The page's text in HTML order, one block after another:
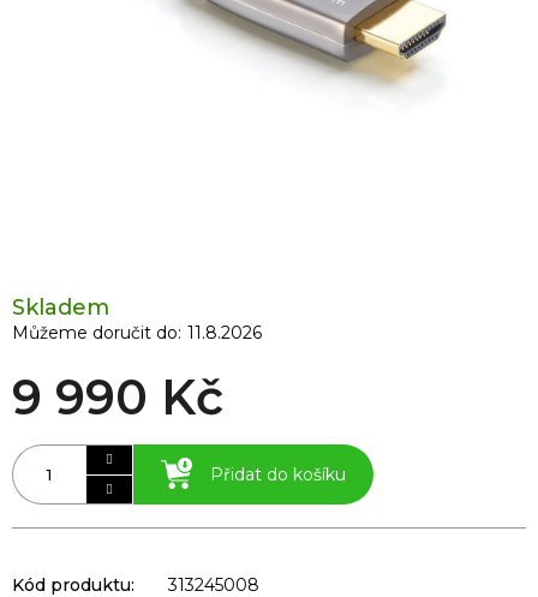
Skladem
Můžeme doručit do: 11.8.2026
9 990 Kč
Přidat do košíku
Kód produktu:
313245008